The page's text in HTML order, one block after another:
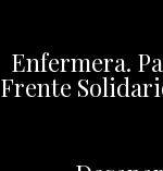
Enfermera.
Frente